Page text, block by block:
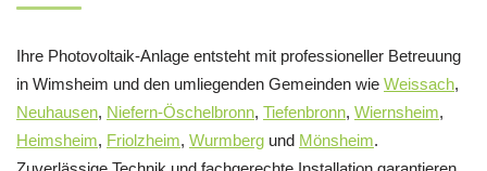
Ihre Photovoltaik-Anlage entsteht mit professioneller Betreuung
in Wimsheim und den umliegenden Gemeinden wie Weissach,
Neuhausen, Niefern-Öschelbronn, Tiefenbronn, Wiernsheim,
Heimsheim, Friolzheim, Wurmberg und Mönsheim.